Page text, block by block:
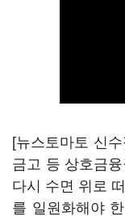
[뉴스토마토 신
금고 등 상호금
다시 수면 위로
를 일원화해야